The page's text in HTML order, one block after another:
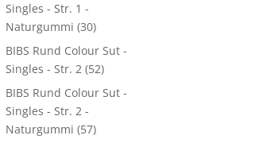
Singles - Str. 1 -
Naturgummi (30)
BIBS Rund Colour Sut -
Singles - Str. 2 (52)
BIBS Rund Colour Sut -
Singles - Str. 2 -
Naturgummi (57)